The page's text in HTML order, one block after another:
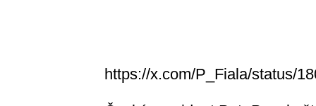
https://x.com/P_Fiala/status/